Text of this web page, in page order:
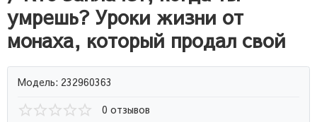
умрешь? Уроки жизни от
монаха, который продал свой
Модель: 232960363
0 отзывов